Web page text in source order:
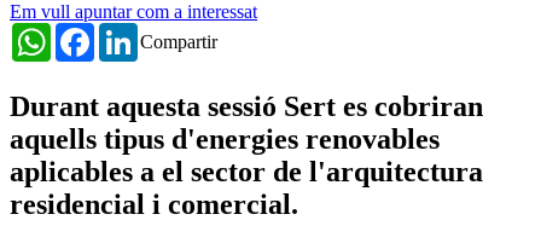
Em vull apuntar com a interessat
Compartir
WhatsAppFacebookLinkedIn
Durant aquesta sessió Sert es cobriran
aquells tipus d'energies renovables
aplicables a el sector de l'arquitectura
residencial i comercial.